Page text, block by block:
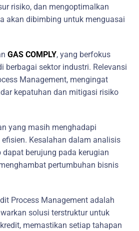
risiko, dan mengoptimalkan
akan dibimbing untuk menguasai
GAS COMPLY, yang berfokus
berbagai sektor industri. Relevansi
Management, mengingat
kepatuhan dan mitigasi risiko
yang masih menghadapi
Kesalahan dalam analisis
berujung pada kerugian
pertumbuhan bisnis
Process Management adalah
solusi terstruktur untuk
memastikan setiap tahapan